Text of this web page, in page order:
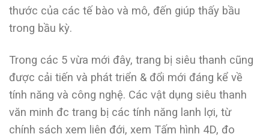
thước của các tế bào và mô, đến giúp thấy bầu
trong bầu kỳ.
Trong các 5 vừa mới đây, trang bị siêu thanh cũng
được cải tiến và phát triển & đổi mới đáng kể về
tính năng và công nghệ. Các vật dụng siêu thanh
văn minh đc trang bị các tính năng lanh lợi, từ
chính sách xem liên đới, xem Tấm hình 4D, đo